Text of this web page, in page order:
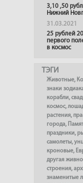
3,10 ,50
Нижний
31.03.2021
25 рублей
первого
в космос
ТЭГИ
Животные,
знаки
корабли,
космос,
растения,
города,
праздники,
самолеты,
кроновые,
другая
строения,
знаменитые